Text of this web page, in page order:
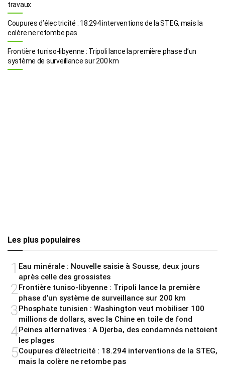
travaux
Coupures d’électricité : 18.294 interventions de la STEG, mais la
colère ne retombe pas
Frontière tuniso-libyenne : Tripoli lance la première phase d’un
système de surveillance sur 200 km
Les plus populaires
1 Eau minérale : Nouvelle saisie à Sousse, deux jours
après celle des grossistes
2 Frontière tuniso-libyenne : Tripoli lance la première
phase d’un système de surveillance sur 200 km
3 Phosphate tunisien : Washington veut mobiliser 100
millions de dollars, avec la Chine en toile de fond
4Peines alternatives : A Djerba, des condamnés nettoient
les plages
5Coupures d’électricité : 18.294 interventions de la STEG,
mais la colère ne retombe pas